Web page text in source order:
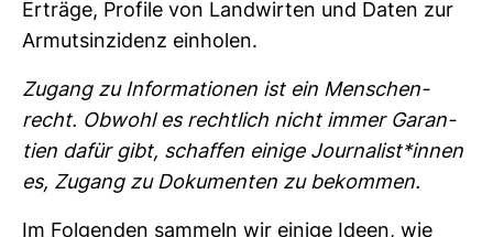
Erträge, Pro­file von Land­wirten und Daten zur
Armutsin­zi­denz ein­holen.
Zugang zu Infor­ma­tionen ist ein Men­schen­
recht. Obwohl es recht­lich nicht immer Garan­
tien dafür gibt, schaffen einige Jour­na­list*innen
es, Zugang zu Doku­menten zu bekommen.
Im Fol­genden sam­meln wir einige Ideen, wie